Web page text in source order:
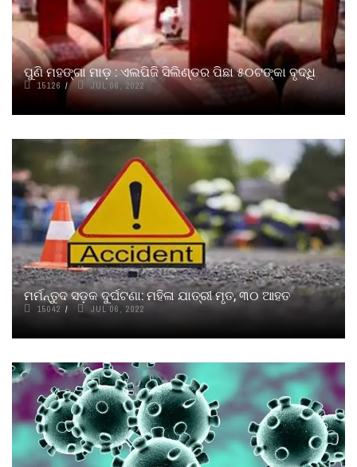
ପୁଣି ମହଙ୍ଗା ମାଡ଼ : ଏଲପିଜି ସିଲିଣ୍ଡର ପିଛା ୫୦ଟଙ୍କା ବୃଦ୍ଧି
15126 JUL 06, 2022
ମର୍ମନ୍ତୁଦ ସଡ଼କ ଦୁର୍ଘଟଣା: ମହିଳା ଯାତ୍ରୀ ମୃତ, ୩୦ ଆହତ
15042 JUL 06, 2022